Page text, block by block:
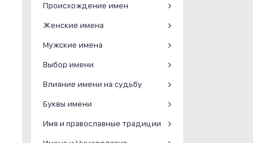
Происхождение имен
Женские имена
Мужские имена
Выбор имени
Влияние имени на судьбу
Буквы имени
Имя и православные традиции